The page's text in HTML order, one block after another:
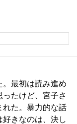
最初は読み進め
たけど、宮子さ
れた。暴力的な話
きなのは、決し